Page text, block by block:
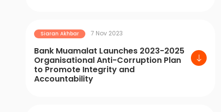
Siaran Akhbar 7 Nov 2023
Bank Muamalat Launches 2023-2025
Organisational Anti-Corruption Plan
to Promote Integrity and
Accountability